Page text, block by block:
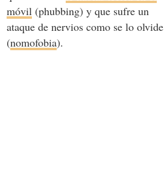
móvil (phubbing) y que sufre un
ataque de nervios como se lo olvide
(nomofobia).